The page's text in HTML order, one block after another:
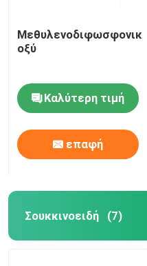
Μεθυλενοδιφωσφονικό
οξύ
Καλύτερη τιμή
επαφή
Σουκκινοειδή (7)